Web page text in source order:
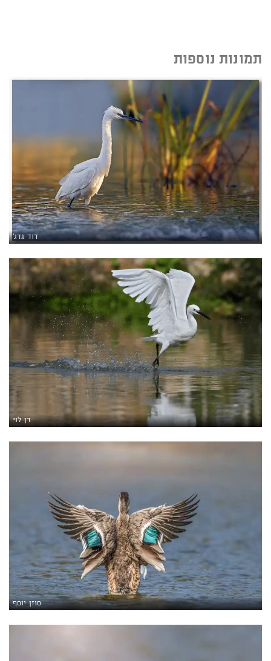
תמונות נוספות
דוד גדג'
דן לוי
סוזן יוסף